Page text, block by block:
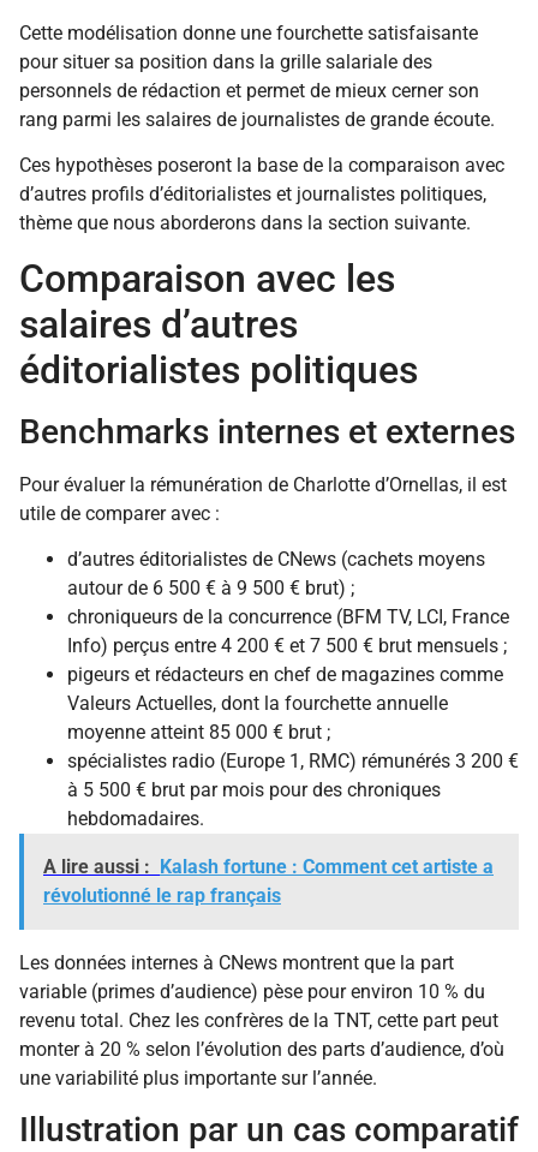
Cette modélisation donne une fourchette satisfaisante
pour situer sa position dans la grille salariale des
personnels de rédaction et permet de mieux cerner son
rang parmi les salaires de journalistes de grande écoute.
Ces hypothèses poseront la base de la comparaison avec
d’autres profils d’éditorialistes et journalistes politiques,
thème que nous aborderons dans la section suivante.
Comparaison avec les
salaires d’autres
éditorialistes politiques
Benchmarks internes et externes
Pour évaluer la rémunération de Charlotte d’Ornellas, il est
utile de comparer avec :
d’autres éditorialistes de CNews (cachets moyens
autour de 6 500 € à 9 500 € brut) ;
chroniqueurs de la concurrence (BFM TV, LCI, France
Info) perçus entre 4 200 € et 7 500 € brut mensuels ;
pigeurs et rédacteurs en chef de magazines comme
Valeurs Actuelles, dont la fourchette annuelle
moyenne atteint 85 000 € brut ;
spécialistes radio (Europe 1, RMC) rémunérés 3 200 €
à 5 500 € brut par mois pour des chroniques
hebdomadaires.
A lire aussi : Kalash fortune : Comment cet artiste a
révolutionné le rap français
Les données internes à CNews montrent que la part
variable (primes d’audience) pèse pour environ 10 % du
revenu total. Chez les confrères de la TNT, cette part peut
monter à 20 % selon l’évolution des parts d’audience, d’où
une variabilité plus importante sur l’année.
Illustration par un cas comparatif